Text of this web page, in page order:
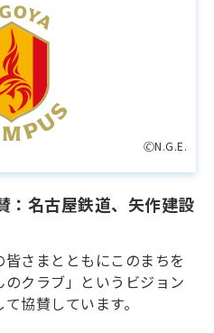
🄫N.G.E.
：名古屋鉄道、矢作建設
さまとともにこのまちを
クラブ」というビジョン
協賛しています。